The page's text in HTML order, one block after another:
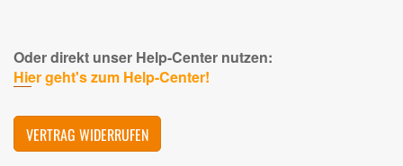
Oder direkt unser Help-Center nutzen:
Hier geht's zum Help-Center!
VERTRAG WIDERRUFEN